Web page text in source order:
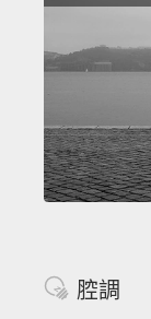
腔調